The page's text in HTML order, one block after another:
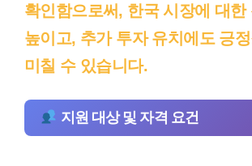
확인함으로써, 한국 시장에 대한
높이고, 추가 투자 유치에도 긍
미칠 수 있습니다.
지원 대상 및 자격 요건